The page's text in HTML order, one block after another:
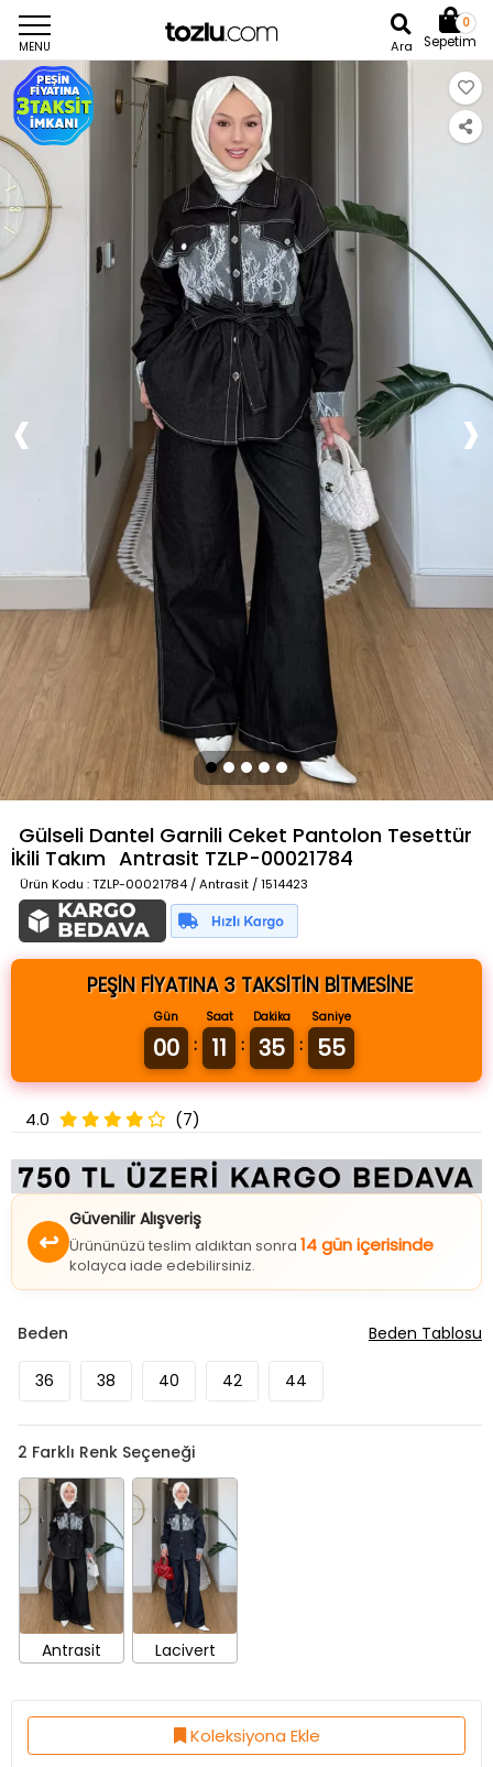
MENU Ara
0
Sepetim
Gülseli Dantel Garnili Ceket Pantolon Tesettür
İkili Takım Antrasit TZLP-00021784
Ürün Kodu : TZLP-00021784 / Antrasit / 1514423
PEŞİN FİYATINA 3 TAKSİTİN BİTMESİNE
Gün
00 :
Saat
11 :
Dakika
35 :
Saniye
55
4.0 (7)
↩
Güvenilir Alışveriş
Ürününüzü teslim aldıktan sonra 14 gün içerisinde
kolayca iade edebilirsiniz.
Beden
36 38 40 42 44
Beden Tablosu
2 Farklı Renk Seçeneği
Antrasit Lacivert
Koleksiyona Ekle